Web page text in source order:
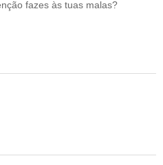
fazes às tuas malas?